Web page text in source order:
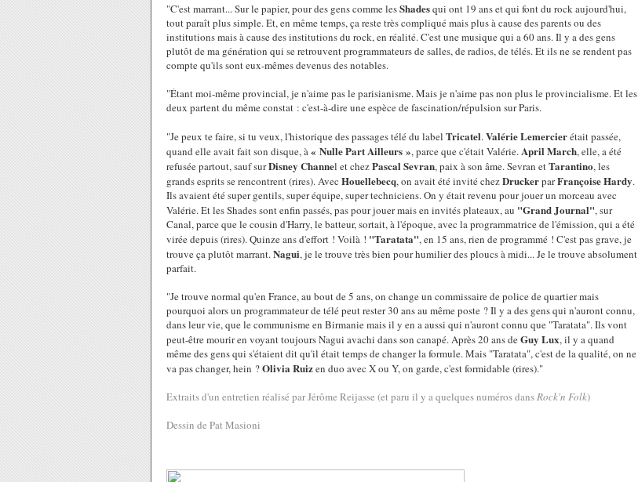
"C'est marrant... Sur le papier, pour des gens comme lesShadesqui ont 19 ans et qui font du rock aujourd'hui,
tout paraît plus simple. Et, en même temps, ça reste très compliqué mais plus à cause des parents ou des
institutions mais à cause des institutions du rock, en réalité. C'est une musique qui a 60 ans. Il y a des gens
plutôt de ma génération qui se retrouvent programmateurs de salles, de radios, de télés. Et ils ne se rendent pas
compte qu'ils sont eux-mêmes devenus des notables.
"Étant moi-même provincial, je n'aime pas le parisianisme. Mais je n'aime pas non plus le provincialisme. Et les
deux partent du même constat : c'est-à-dire une espèce de fascination/répulsion sur Paris.
"Je peux te faire, si tu veux, l'historique des passages télé du label Tricatel.Valérie Lemercierétait passée,
quand elle avait fait son disque, à« Nulle Part Ailleurs », parce que c'était Valérie.April March, elle, a été
refusée partout, sauf surDisney Channel et chezPascal Sevran, paix à son âme. Sevran etTarantino, les
grands esprits se rencontrent (rires). Avec Houellebecq, on avait été invité chezDruckerparFrançoise Hardy.
Ils avaient été super gentils, super équipe, super techniciens. On y était revenu pour jouer un morceau avec
Valérie. Et les Shades sont enfin passés, pas pour jouer mais en invités plateaux, au "Grand Journal", sur
Canal, parce que le cousin d'Harry, le batteur, sortait, à l'époque, avec la programmatrice de l'émission, qui a été
virée depuis (rires). Quinze ans d'effort ! Voilà ! "Taratata", en 15 ans, rien de programmé ! C'est pas grave, je
trouve ça plutôt marrant.Nagui, je le trouve très bien pour humilier des ploucs à midi... Je le trouve absolument
parfait.
"Je trouve normal qu'en France, au bout de 5 ans, on change un commissaire de police de quartier mais
pourquoi alors un programmateur de télé peut rester 30 ans au même poste ? Il y a des gens qui n'auront connu,
dans leur vie, que le communisme en Birmanie mais il y en a aussi qui n'auront connu que "Taratata". Ils vont
peut-être mourir en voyant toujours Nagui avachi dans son canapé. Après 20 ans deGuy Lux, il y a quand
même des gens qui s'étaient dit qu'il était temps de changer la formule. Mais "Taratata", c'est de la qualité, on ne
va pas changer, hein ?Olivia Ruizen duo avec X ou Y, on garde, c'est formidable (rires)."
Extraits d'un entretien réalisé par Jérôme Reijasse (et paru il y a quelques numéros dansRock'n Folk)
Dessin de Pat Masioni